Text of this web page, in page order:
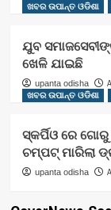
ଖବର ଉପାନ୍ତ ଓଡିଶା
ଯୁବ
ଖେଳି ଯାଇଛି
upanta odisha
ଖବର ଉପାନ୍ତ ଓଡିଶା
ସ୍କର୍ପିଓ ରେ ଗୋରୁ
ଚମ୍ପଟ୍ ମାରିଲା
upanta odisha